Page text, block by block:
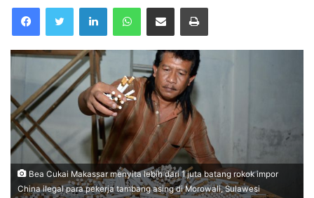
FacebookTwitter LinkedInWhatsAppShare via Email Print
Bea Cukai Makassar menyita lebih dari 1 juta batang rokok impor
China ilegal para pekerja tambang asing di Morowali, Sulawesi